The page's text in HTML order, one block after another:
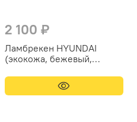
2 100 ₽
Ламбрекен HYUNDAI
(экокожа, бежевый,